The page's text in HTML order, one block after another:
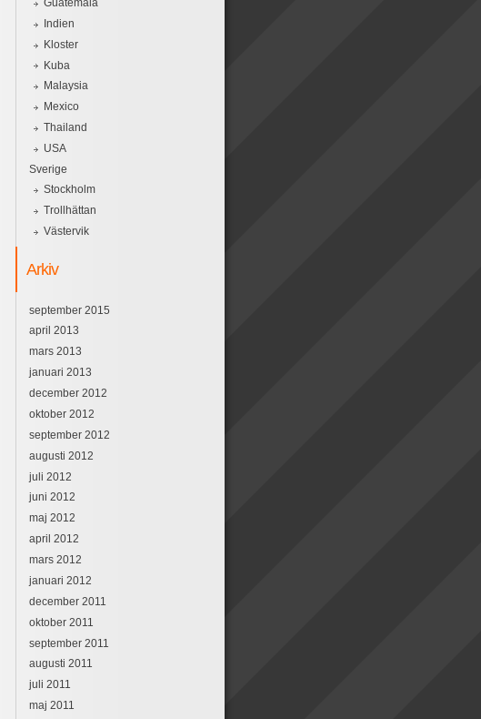
Guatemala
Indien
Kloster
Kuba
Malaysia
Mexico
Thailand
USA
Sverige
Stockholm
Trollhättan
Västervik
Arkiv
september 2015
april 2013
mars 2013
januari 2013
december 2012
oktober 2012
september 2012
augusti 2012
juli 2012
juni 2012
maj 2012
april 2012
mars 2012
januari 2012
december 2011
oktober 2011
september 2011
augusti 2011
juli 2011
maj 2011